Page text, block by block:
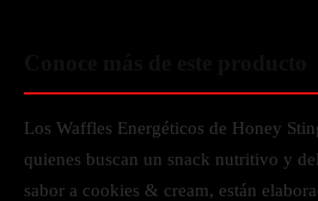
Los Waffles Energéticos de Honey
quienes buscan un snack nutritivo y
sabor a cookies & cream, están